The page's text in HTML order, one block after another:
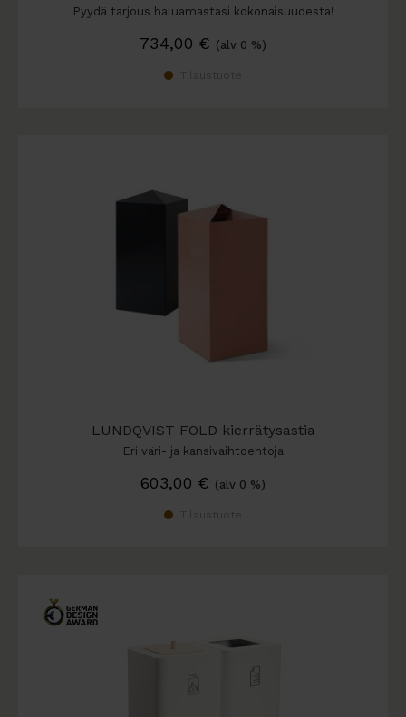
Pyydä tarjous haluamastasi kokonaisuudesta!
734,00 € (alv 0 %)
LUNDQVIST FOLD kierrätysastia
Eri väri- ja kansivaihtoehtoja
603,00 € (alv 0 %)